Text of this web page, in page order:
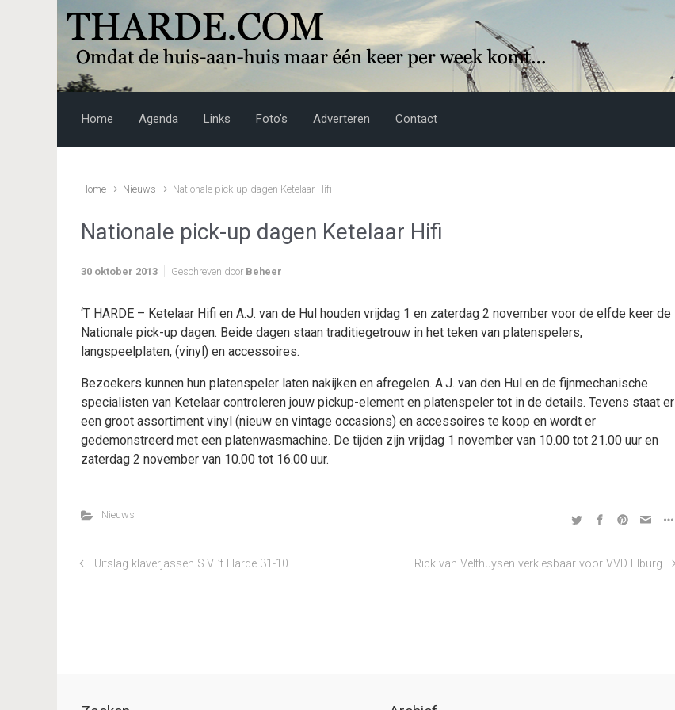
Skip to main content
Home Agenda Links Foto’s Adverteren Contact
Home Nieuws Nationale pick-up dagen Ketelaar Hifi
Nationale pick-up dagen Ketelaar Hifi
30 oktober 2013 Geschreven door Beheer
‘T HARDE – Ketelaar Hifi en A.J. van de Hul houden vrijdag 1 en zaterdag 2 november voor de elfde keer de
Nationale pick-up dagen. Beide dagen staan traditiegetrouw in het teken van platenspelers,
langspeelplaten, (vinyl) en accessoires.
Bezoekers kunnen hun platenspeler laten nakijken en afregelen. A.J. van den Hul en de fijnmechanische
specialisten van Ketelaar controleren jouw pickup-element en platenspeler tot in de details. Tevens staat er
een groot assortiment vinyl (nieuw en vintage occasions) en accessoires te koop en wordt er
gedemonstreerd met een platenwasmachine. De tijden zijn vrijdag 1 november van 10.00 tot 21.00 uur en
zaterdag 2 november van 10.00 tot 16.00 uur.
Nieuws
Uitslag klaverjassen S.V. ’t Harde 31-10 Rick van Velthuysen verkiesbaar voor VVD Elburg